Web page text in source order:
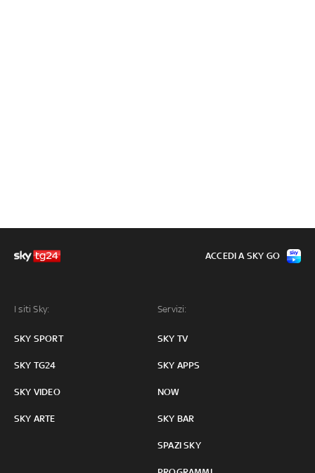
I siti Sky:
SKY SPORT
SKY TG24
SKY VIDEO
SKY ARTE
Servizi:
SKY TV
SKY APPS
NOW
SKY BAR
SPAZI SKY
ACCEDI A SKY GO